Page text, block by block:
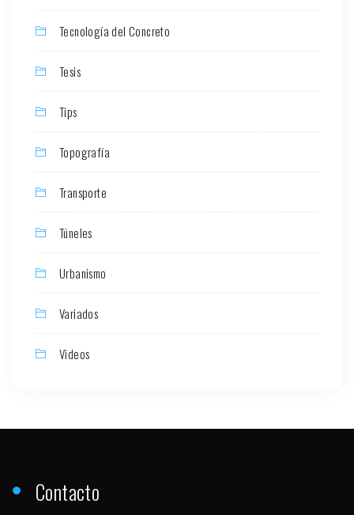
Tecnología del Concreto
Tesis
Tips
Topografía
Transporte
Túneles
Urbanismo
Variados
Videos
Contacto